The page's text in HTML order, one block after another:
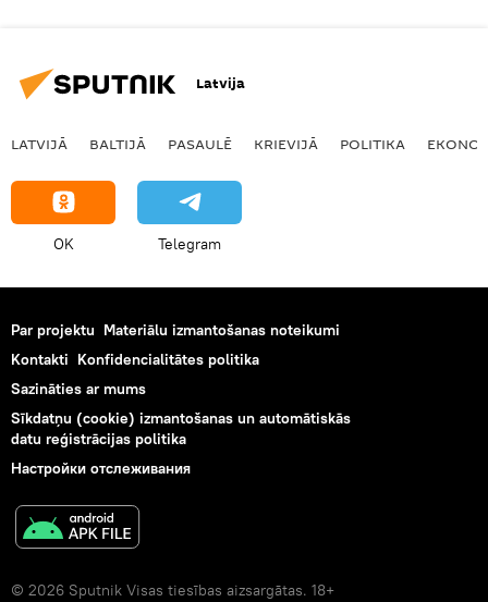
Latvija
LATVIJĀ BALTIJĀ PASAULĒ KRIEVIJĀ POLITIKA
OK Telegram
Par projektu Materiālu izmantošanas noteikumi
Kontakti Konfidencialitātes politika
Sazināties ar mums
Sīkdatņu (cookie) izmantošanas un automātiskās
datu reģistrācijas politika
Настройки отслеживания
© 2026 Sputnik Visas tiesības aizsargātas. 18+